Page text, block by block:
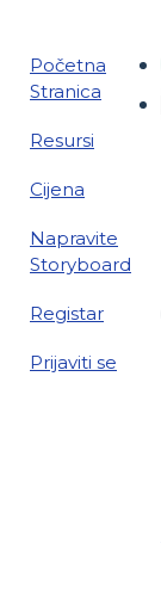
Početna
Stranica
Resursi
Cijena
Napravite
Storyboard
Registar
Prijaviti se